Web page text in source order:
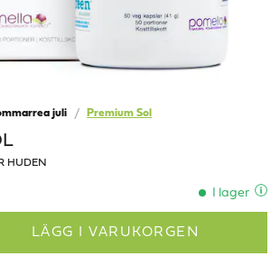
juli Premium Sol
HUDEN
I lager
LÄGG I VARUKORGEN